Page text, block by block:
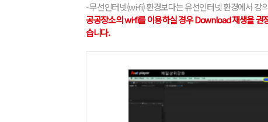
- 무선인터넷(wi-fi) 환경보다는 유선인터넷 환경에서 강
공공장소의 wi-fi를 이용하실 경우 Download 재생을 권
습니다.